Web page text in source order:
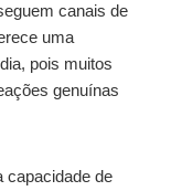
canais de
uma
pois muitos
genuínas
capacidade de